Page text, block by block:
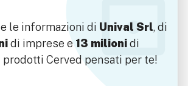
le informazioni di Unival Srl, di
di imprese e 13 milionidi
Cerved pensati per te!